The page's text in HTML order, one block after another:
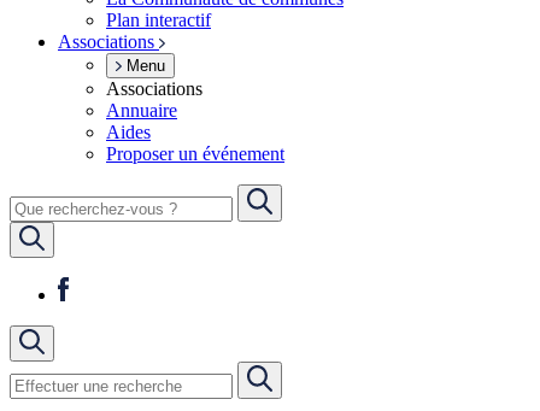
Plan interactif
Associations
Menu
Associations
Annuaire
Aides
Proposer un événement